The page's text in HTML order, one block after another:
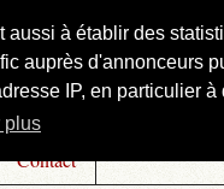
à établir des
auprès d'annonceurs
IP, en particulier
plus
Contact